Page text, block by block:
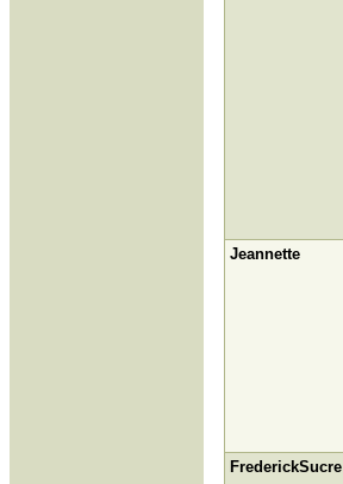
Jeannette
FrederickSucre